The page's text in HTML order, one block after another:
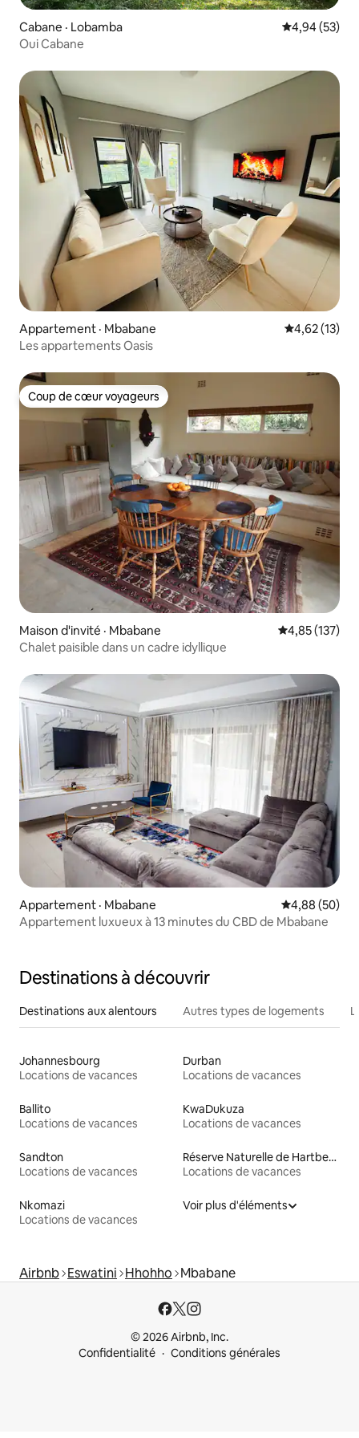
Cabane · Lobamba Note
4,94 (53)
Oui Cabane
Appartement · Mbabane Note
4,62 (13)
Les appartements Oasis
Coup de cœur voyageurs
Coup de cœur voyageurs
Maison d'invité · Mbabane Note
4,85 (137)
Chalet paisible dans un cadre idyllique
Appartement · Mbabane Note
4,88 (50)
Appartement luxueux à 13 minutes du CBD de Mbabane
Destinations à découvrir
Destinations aux alentours Autres types de logements
Johannesbourg
Locations de vacances
Durban
Locations de vacances
Ballito
Locations de vacances
KwaDukuza
Locations de vacances
Sandton
Locations de vacances
Réserve Naturelle de Hartbeespoort
Locations de vacances
Nkomazi
Locations de vacances
Voir plus d'éléments
Airbnb Eswatini Hhohho Mbabane
© 2026 Airbnb, Inc.
Confidentialité
Conditions générales